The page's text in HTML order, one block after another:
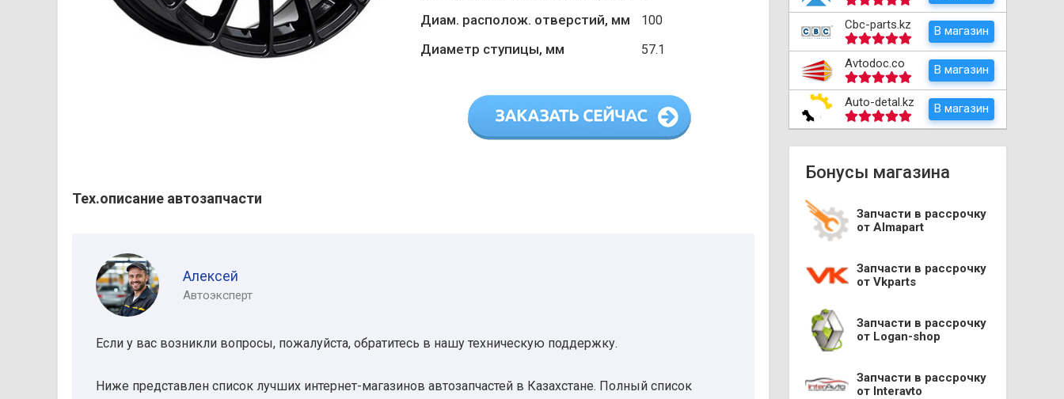
Диам. располож. отверстий, мм 100
Диаметр ступицы, мм 57.1
Тех.описание автозапчасти
Алексей
Автоэксперт
Если у вас возникли вопросы, пожалуйста, обратитесь в нашу техническую поддержку.
Ниже представлен список лучших интернет-магазинов автозапчастей в Казахстане. Полный список
Cbc-parts.kz В магазин
Avtodoc.co В магазин
Auto-detal.kz В магазин
Бонусы магазина
Запчасти в рассрочку
от Almapart
Запчасти в рассрочку
от Vkparts
Запчасти в рассрочку
от Logan-shop
Запчасти в рассрочку
от Interavto